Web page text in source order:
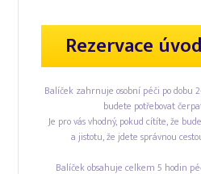
Rezervace
Balíček zahrnuje osobní péči po dobu
budete potřebovat
Je pro vás vhodný, pokud cítíte, že
a jistotu, že jdete správnou
Balíček obsahuje celkem 5 hodin